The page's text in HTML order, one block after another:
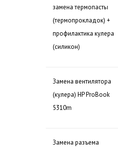
замена термопасты
(термопрокладок) +
профилактика кулера
(силикон)
Замена вентилятора
(кулера) HP ProBook
5310m
Замена разъема